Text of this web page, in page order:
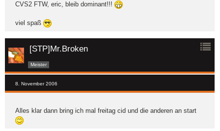
CVS2 FTW, eric, bleib dominant!!!
viel spaß
[STP]Mr.Broken
Meister
8. November 2006
Alles klar dann bring ich mal freitag cid und die anderen an start